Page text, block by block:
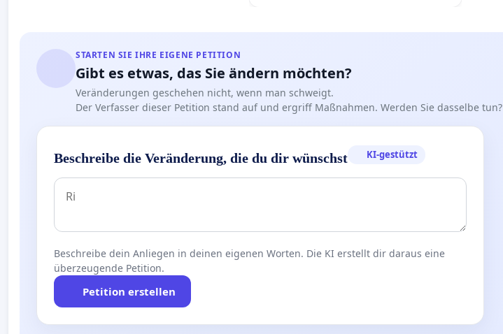
STARTEN SIE IHRE EIGENE PETITION
Gibt es etwas, das Sie ändern möchten?
Veränderungen geschehen nicht, wenn man schweigt.
Der Verfasser dieser Petition stand auf und ergriff Maßnahmen. Werden Sie dasselbe tun?
Beschreibe die Veränderung, die du dir wünschst KI-gestützt
Beschreibe dein Anliegen in deinen eigenen Worten. Die KI erstellt dir daraus eine
überzeugende Petition.
Petition erstellen